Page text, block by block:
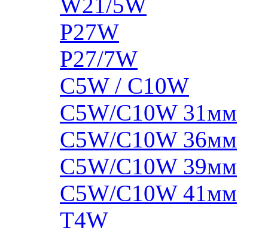
P27W
P27/7W
C5W / C10W
C5W/C10W 31мм
C5W/C10W 36мм
C5W/C10W 39мм
C5W/C10W 41мм
T4W